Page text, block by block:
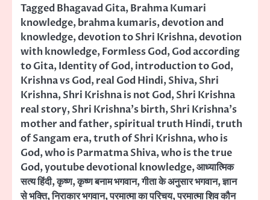
TaggedBhagavad Gita,Brahma Kumari
knowledge,brahma kumaris,devotion and
knowledge,devotion to Shri Krishna,devotion
with knowledge,Formless God,God according
to Gita,Identity of God,introduction to God,
Krishna vs God,real God Hindi,Shiva,Shri
Krishna,Shri Krishna is not God,Shri Krishna
real story,Shri Krishna's birth,Shri Krishna's
mother and father,spiritual truth Hindi,truth
of Sangam era,truth of Shri Krishna,who is
God,who is Parmatma Shiva,who is the true
God,youtube devotional knowledge,आध्यात्मिक
सत्य हिंदी,कृष्ण,कृष्ण बनाम भगवान,गीता के अनुसार भगवान,ज्ञान
से भक्ति,निराकार भगवान,परमात्मा का परिचय,परमात्मा शिव कौन